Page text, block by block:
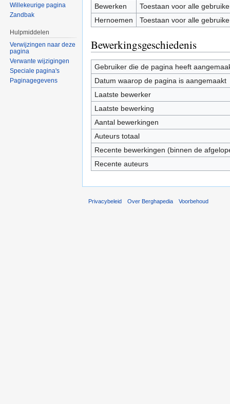
Bewerken
Toestaan voor alle
Hernoemen
Toestaan voor alle
Bewerkingsgeschiedenis
Gebruiker die de pagina heeft
Datum waarop de pagina is aangemaakt
Laatste bewerker
Laatste bewerking
Aantal bewerkingen
Auteurs totaal
Recente bewerkingen (binnen de
Recente auteurs
Willekeurige pagina
Zandbak
Hulpmiddelen
Verwijzingen naar deze
pagina
Verwante wijzigingen
Speciale pagina's
Paginagegevens
Privacybeleid Over Berghapedia Voorbehoud